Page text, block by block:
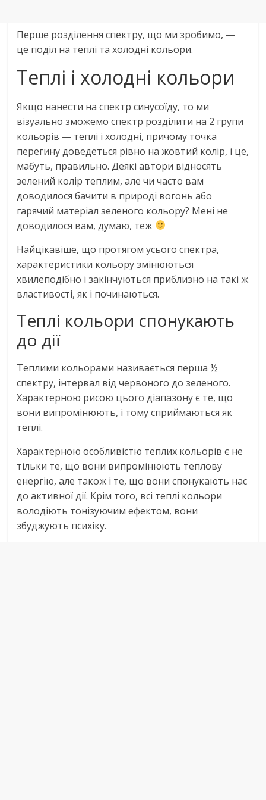
Перше розділення спектру, що ми зробимо, —
це поділ на теплі та холодні кольори.
Теплі і холодні кольори
Якщо нанести на спектр синусоїду, то ми
візуально зможемо спектр розділити на 2 групи
кольорів — теплі і холодні, причому точка
перегину доведеться рівно на жовтий колір, і це,
мабуть, правильно. Деякі автори відносять
зелений колір теплим, але чи часто вам
доводилося бачити в природі вогонь або
гарячий матеріал зеленого кольору? Мені не
доводилося вам, думаю, теж
Найцікавіше, що протягом усього спектра,
характеристики кольору змінюються
хвилеподібно і закінчуються приблизно на такі ж
властивості, як і починаються.
Теплі кольори спонукають
до дії
Теплими кольорами називається перша ½
спектру, інтервал від червоного до зеленого.
Характерною рисою цього діапазону є те, що
вони випромінюють, і тому сприймаються як
теплі.
Характерною особливістю теплих кольорів є не
тільки те, що вони випромінюють теплову
енергію, але також і те, що вони спонукають нас
до активної дії. Крім того, всі теплі кольори
володіють тонізуючим ефектом, вони
збуджують психіку.